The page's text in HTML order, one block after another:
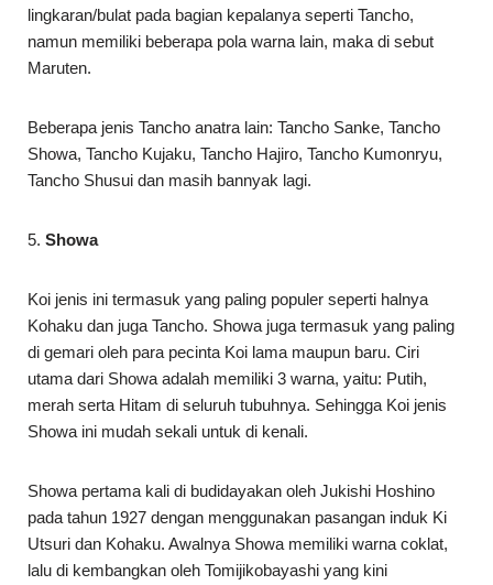
lingkaran/bulat pada bagian kepalanya seperti Tancho,
namun memiliki beberapa pola warna lain, maka di sebut
Maruten.
Beberapa jenis Tancho anatra lain: Tancho Sanke, Tancho
Showa, Tancho Kujaku, Tancho Hajiro, Tancho Kumonryu,
Tancho Shusui dan masih bannyak lagi.
5. Showa
Koi jenis ini termasuk yang paling populer seperti halnya
Kohaku dan juga Tancho. Showa juga termasuk yang paling
di gemari oleh para pecinta Koi lama maupun baru. Ciri
utama dari Showa adalah memiliki 3 warna, yaitu: Putih,
merah serta Hitam di seluruh tubuhnya. Sehingga Koi jenis
Showa ini mudah sekali untuk di kenali.
Showa pertama kali di budidayakan oleh Jukishi Hoshino
pada tahun 1927 dengan menggunakan pasangan induk Ki
Utsuri dan Kohaku. Awalnya Showa memiliki warna coklat,
lalu di kembangkan oleh Tomijikobayashi yang kini